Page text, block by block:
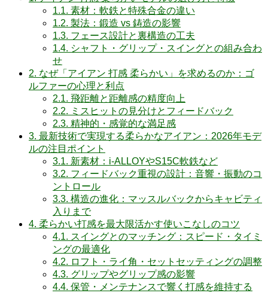
1.1. 素材：軟鉄と特殊合金の違い
1.2. 製法：鍛造 vs 鋳造の影響
1.3. フェース設計と裏構造の工夫
1.4. シャフト・グリップ・スイングとの組み合わ
せ
2. なぜ「アイアン 打感 柔らかい」を求めるのか：ゴ
ルファーの心理と利点
2.1. 飛距離と距離感の精度向上
2.2. ミスヒットの見分けとフィードバック
2.3. 精神的・感覚的な満足感
3. 最新技術で実現する柔らかなアイアン：2026年モデ
ルの注目ポイント
3.1. 新素材：i-ALLOYやS15C軟鉄など
3.2. フィードバック重視の設計：音響・振動のコ
ントロール
3.3. 構造の進化：マッスルバックからキャビティ
入りまで
4. 柔らかい打感を最大限活かす使いこなしのコツ
4.1. スイングとのマッチング：スピード・タイミ
ングの最適化
4.2. ロフト・ライ角・セットセッティングの調整
4.3. グリップやグリップ感の影響
4.4. 保管・メンテナンスで響く打感を維持する